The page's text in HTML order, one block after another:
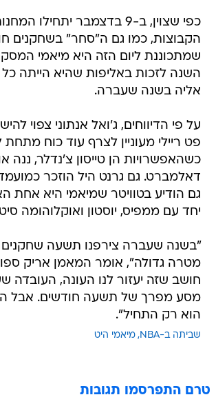
כפי שצוין, ב-9 בדצמבר יתחילו
הקבוצות, כמו גם ה"סחר" בשחקנים
שמתכוננת ליום הזה היא מיאמי
השנה לזכות באליפות שהיא הייתה
אליה בשנה שעברה.
על פי הדיווחים, ג'ואל אנתוני צפוי
פט ריילי מעוניין לצרף עוד כוח מתחת
כשהאפשרויות הן טייסון צ'נדלר, ננה
דאלמברט. גם גרנט היל הוזכר כמועמד,
גם הודיע בטוויטר שמיאמי היא אחת
יחד עם ממפיס, יוסטון ואוקלוהומה
"בשנה שעברה צירפנו תשעה
מטרה גדולה", אומר המאמן אריק
חושב שזה יעזור לנו העונה, העובדה
מסע מפרך של תשעה חודשים. אבל
הוא רק התחיל".
שביתה ב-NBA מיאמי היט
טרם התפרסמו תגובות